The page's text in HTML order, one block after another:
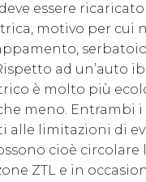
essere
motivo per cui
ad un’auto
è molto più
meno. Entrambi
alle limitazioni di
cioè circolare
ZTL e in